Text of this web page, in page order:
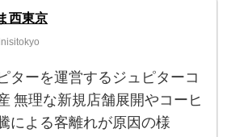
西東京
ターを運営するジュピターコ
無理な新規店舗展開やコーヒ
による客離れが原因の様